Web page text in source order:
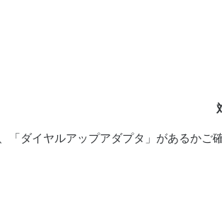
「ダイヤルアップアダプタ」があるか